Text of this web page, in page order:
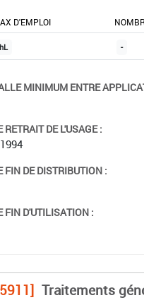
D'EMPLOI
-
MINIMUM ENTRE
RETRAIT DE L'USAGE :
FIN DE DISTRIBUTION :
FIN D'UTILISATION :
Traitements